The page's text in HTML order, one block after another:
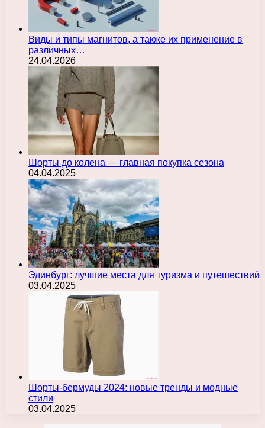
Виды и типы магнитов, а также их применение в
различных…
24.04.2026
Шорты до колена — главная покупка сезона
04.04.2025
Эдинбург: лучшие места для туризма и путешествий
03.04.2025
Шорты-бермуды 2024: новые тренды и модные
стили
03.04.2025